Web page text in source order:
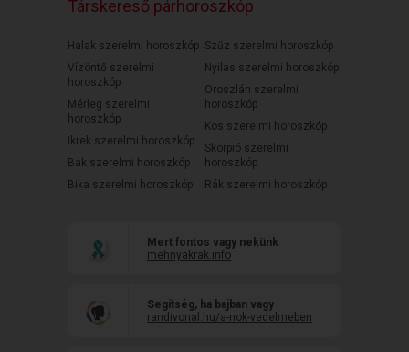
Társkereső párhoroszkóp
Halak szerelmi horoszkóp
Vízöntő szerelmi
horoszkóp
Mérleg szerelmi
horoszkóp
Ikrek szerelmi horoszkóp
Bak szerelmi horoszkóp
Bika szerelmi horoszkóp
Szűz szerelmi horoszkóp
Nyilas szerelmi horoszkóp
Oroszlán szerelmi
horoszkóp
Kos szerelmi horoszkóp
Skorpió szerelmi
horoszkóp
Rák szerelmi horoszkóp
Mert fontos vagy nekünk
mehnyakrak.info
Segítség, ha bajban vagy
randivonal.hu/a-nok-vedelmeben